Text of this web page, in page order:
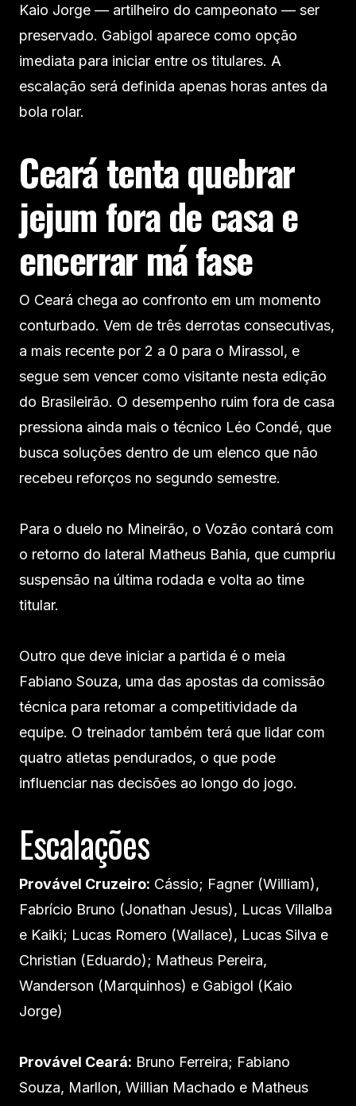
Kaio Jorge — artilheiro do campeonato — ser
preservado. Gabigol aparece como opção
imediata para iniciar entre os titulares. A
escalação será definida apenas horas antes da
bola rolar.
Ceará tenta quebrar
jejum fora de casa e
encerrar má fase
O Ceará chega ao confronto em um momento
conturbado. Vem de três derrotas consecutivas,
a mais recente por 2 a 0 para o Mirassol, e
segue sem vencer como visitante nesta edição
do Brasileirão. O desempenho ruim fora de casa
pressiona ainda mais o técnico Léo Condé, que
busca soluções dentro de um elenco que não
recebeu reforços no segundo semestre.
Para o duelo no Mineirão, o Vozão contará com
o retorno do lateral Matheus Bahia, que cumpriu
suspensão na última rodada e volta ao time
titular.
Outro que deve iniciar a partida é o meia
Fabiano Souza, uma das apostas da comissão
técnica para retomar a competitividade da
equipe. O treinador também terá que lidar com
quatro atletas pendurados, o que pode
influenciar nas decisões ao longo do jogo.
Escalações
Provável Cruzeiro: Cássio; Fagner (William),
Fabrício Bruno (Jonathan Jesus), Lucas Villalba
e Kaiki; Lucas Romero (Wallace), Lucas Silva e
Christian (Eduardo); Matheus Pereira,
Wanderson (Marquinhos) e Gabigol (Kaio
Jorge)
Provável Ceará: Bruno Ferreira; Fabiano
Souza, Marllon, Willian Machado e Matheus